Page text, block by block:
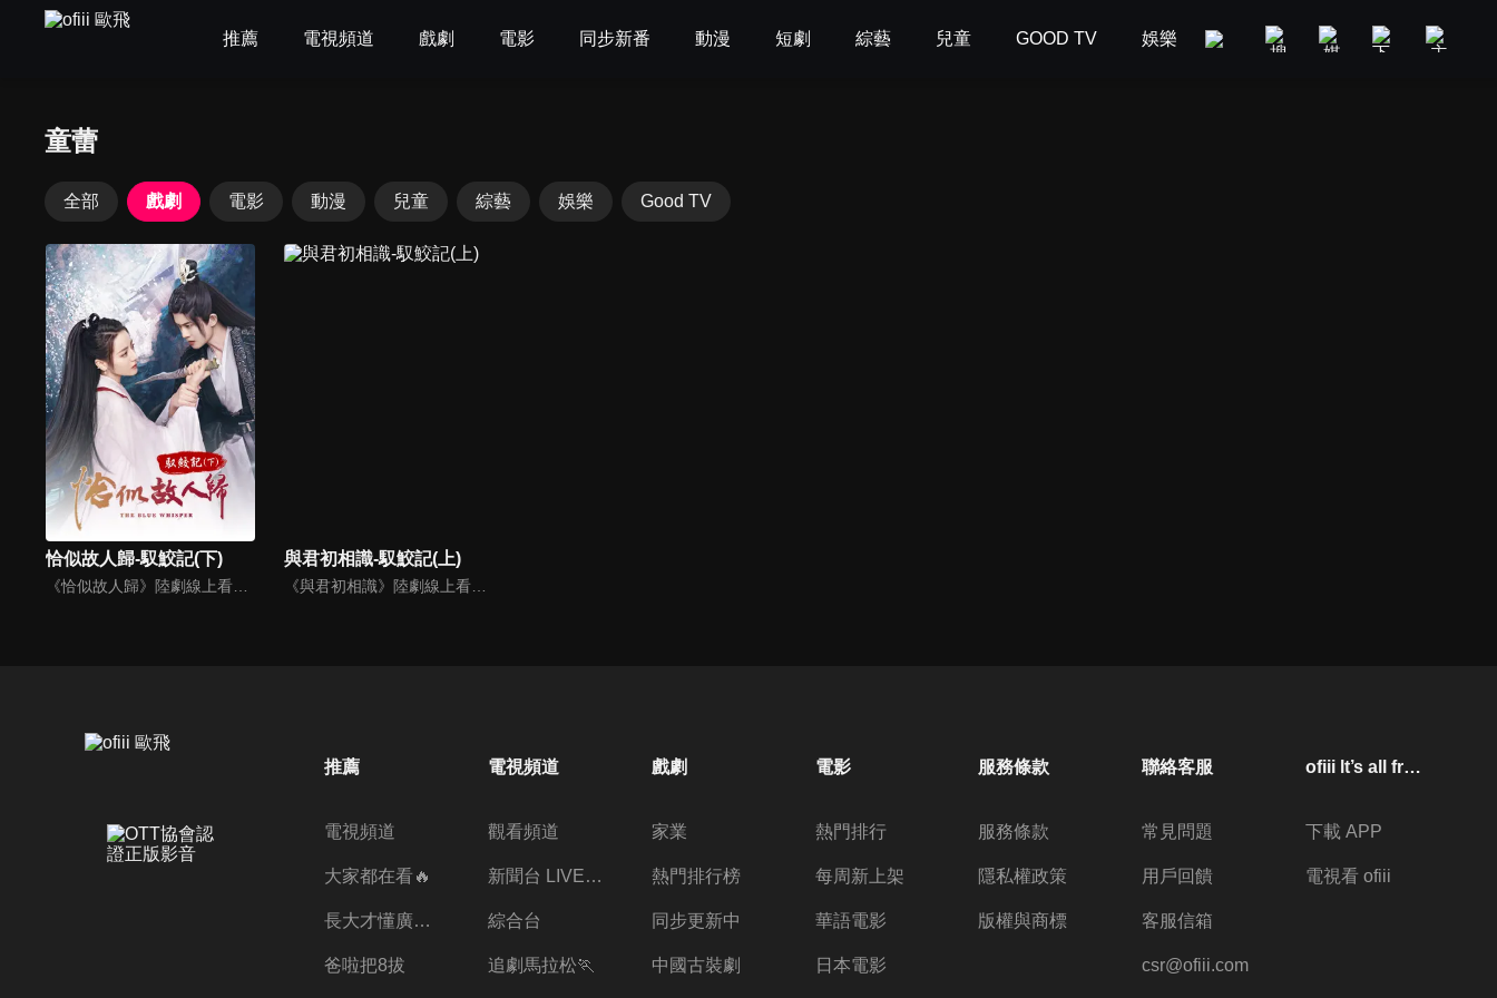
推薦 電視頻道 戲劇 電影 同步新番 動漫 短劇 綜藝 兒童 GOOD TV 娛樂 美食旅遊 新聞政論
童蕾
全部 戲劇 電影 動漫 兒童 綜藝 娛樂 Good TV
恰似故人歸-馭鮫記(下)
《恰似故人歸》陸劇線上看。《馭鮫記》的下部。長意（任嘉倫）將紀雲禾（迪麗熱巴）囚禁在自己身邊。為化解萬花谷與北淵的恩怨，雲禾散盡最後的靈力，用生命救下寒霜發作的所有萬花谷御靈師。仙師與順德仙姬（郭曉婷）為一己私慾，意圖毀滅世間，長意與雲禾共同肩負起責任…
與君初相識-馭鮫記(上)
推薦
電視頻道
大家都在看🔥
長大才懂廣志的偉大
爸啦把8拔
電視頻道
觀看頻道
新聞台 LIVE 直播
綜合台
追劇馬拉松🏃
戲劇
家業
熱門排行榜
同步更新中
中國古裝劇
電影
熱門排行
每周新上架
華語電影
日本電影
服務條款
服務條款
隱私權政策
版權與商標
聯絡客服
常見問題
用戶回饋
客服信箱
csr@ofiii.com
ofiii lt’s all free
下載 APP
電視看 ofiii